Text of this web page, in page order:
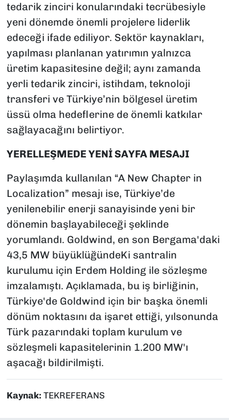
tedarik zinciri konularındaki tecrübesiyle
yeni dönemde önemli projelere liderlik
edeceği ifade ediliyor. Sektör kaynakları,
yapılması planlanan yatırımın yalnızca
üretim kapasitesine değil; aynı zamanda
yerli tedarik zinciri, istihdam, teknoloji
transferi ve Türkiye’nin bölgesel üretim
üssü olma hedeflerine de önemli katkılar
sağlayacağını belirtiyor.
YERELLEŞMEDE YENİ SAYFA MESAJI
Paylaşımda kullanılan “A New Chapter in
Localization” mesajı ise, Türkiye’de
yenilenebilir enerji sanayisinde yeni bir
dönemin başlayabileceği şeklinde
yorumlandı. Goldwind, en son Bergama'daki
43,5 MW büyüklüğündeKi santralin
kurulumu için Erdem Holding ile sözleşme
imzalamıştı. Açıklamada, bu iş birliğinin,
Türkiye'de Goldwind için bir başka önemli
dönüm noktasını da işaret ettiği, yılsonunda
Türk pazarındaki toplam kurulum ve
sözleşmeli kapasitelerinin 1.200 MW'ı
aşacağı bildirilmişti.
Kaynak: TEKREFERANS